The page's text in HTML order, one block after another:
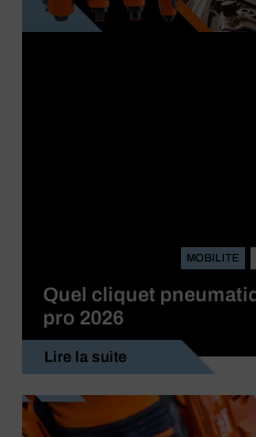
MOBILITE
Quel cliquet
pro 2026
Lire la suite